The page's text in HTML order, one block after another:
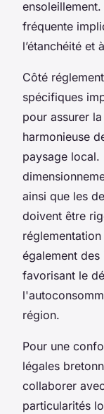
fréquente
l’étanchéité et
Côté
spécifiques
pour assurer
harmonieuse
paysage local.
ainsi que les
doivent être
également
favorisant le
région.
Pour une
légales
collaborer
particularités